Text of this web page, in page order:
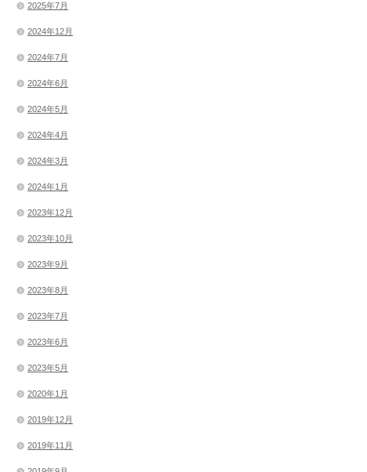
2025年7月
2024年12月
2024年7月
2024年6月
2024年5月
2024年4月
2024年3月
2024年1月
2023年12月
2023年10月
2023年9月
2023年8月
2023年7月
2023年6月
2023年5月
2020年1月
2019年12月
2019年11月